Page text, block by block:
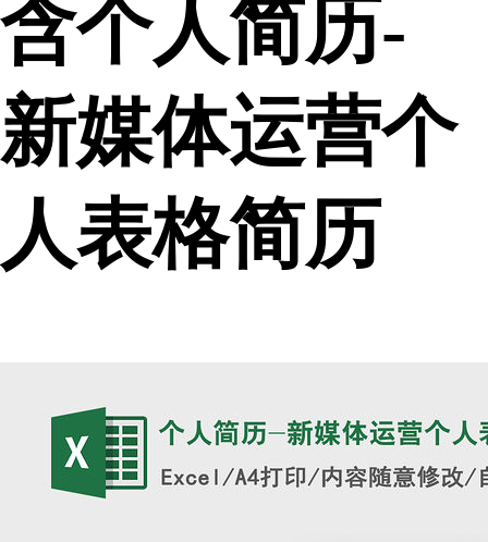
含个人简历-
新媒体运营个
人表格简历